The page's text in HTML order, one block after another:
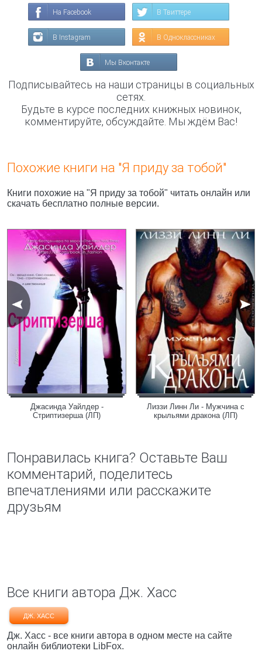
На Facebook В Твиттере
В Instagram В Одноклассниках
Мы Вконтакте
Подписывайтесь на наши страницы в социальных
сетях.
Будьте в курсе последних книжных новинок,
комментируйте, обсуждайте. Мы ждём Вас!
Похожие книги на "Я приду за тобой"
Книги похожие на "Я приду за тобой" читать онлайн или
скачать бесплатно полные версии.
Джасинда Уайлдер -
Стриптизерша (ЛП)
Лиззи Линн Ли - Мужчина с
крыльями дракона (ЛП)
Понравилась книга? Оставьте Ваш
комментарий, поделитесь
впечатлениями или расскажите
друзьям
Все книги автора Дж. Хасс
ДЖ. ХАСС
Дж. Хасс - все книги автора в одном месте на сайте
онлайн библиотеки LibFox.